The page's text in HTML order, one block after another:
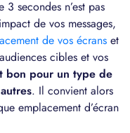
secondes n’est pas
de vos messages,
de vos écrans et
cibles et vos
bon pour un type de
. Il convient alors
emplacement d’écran